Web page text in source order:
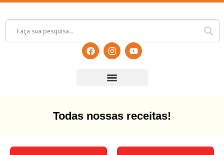
Todas nossas receitas!